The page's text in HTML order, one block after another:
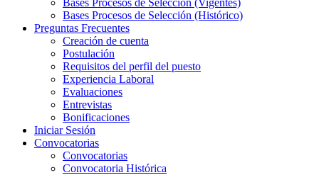
Bases Procesos de Selección (Histórico)
Preguntas Frecuentes
Creación de cuenta
Postulación
Requisitos del perfil del puesto
Experiencia Laboral
Evaluaciones
Entrevistas
Bonificaciones
Iniciar Sesión
Convocatorias
Convocatorias
Convocatoria Histórica